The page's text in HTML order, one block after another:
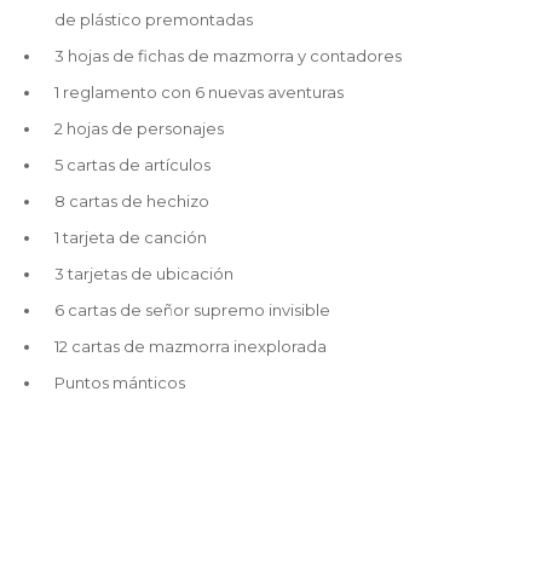
de plástico premontadas
3 hojas de fichas de mazmorra y contadores
1 reglamento con 6 nuevas aventuras
2 hojas de personajes
5 cartas de artículos
8 cartas de hechizo
1 tarjeta de canción
3 tarjetas de ubicación
6 cartas de señor supremo invisible
12 cartas de mazmorra inexplorada
Puntos mánticos